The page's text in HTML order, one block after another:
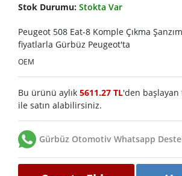
Stok Durumu: Stokta Var
Peugeot 508 Eat-8 Komple Çıkma
fiyatlarla Gürbüz Peugeot'ta
OEM
Bu ürünü aylık 5611.27 TL'den
ile satın alabilirsiniz.
Gürbüz Otomotiv Whatsapp